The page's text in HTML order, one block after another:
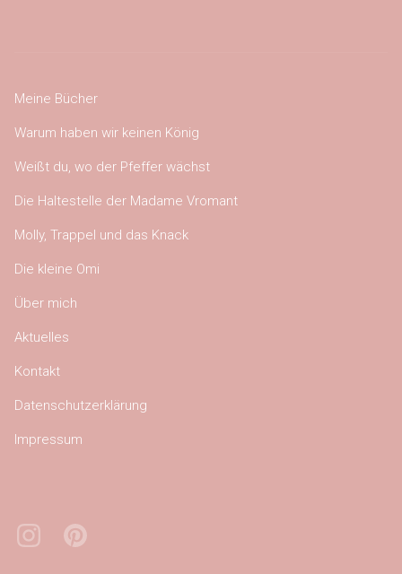
Meine Bücher
Warum haben wir keinen König
Weißt du, wo der Pfeffer wächst
Die Haltestelle der Madame Vromant
Molly, Trappel und das Knack
Die kleine Omi
Über mich
Aktuelles
Kontakt
Datenschutzerklärung
Impressum
InstagramPinterest